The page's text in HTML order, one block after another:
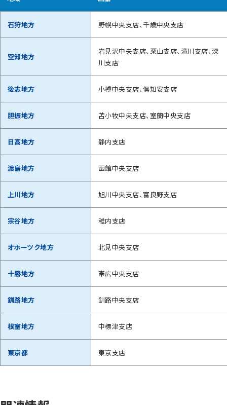
石狩地方 野幌中央支店、千歳中央支店
空知地方
岩見沢中央支店、栗山支店、滝川支店、深
川支店
後志地方 小樽中央支店、倶知安支店
胆振地方 苫小牧中央支店、室蘭中央支店
日高地方 静内支店
渡島地方 函館中央支店
上川地方 旭川中央支店、富良野支店
宗谷地方 稚内支店
オホーツク地方 北見中央支店
十勝地方 帯広中央支店
釧路地方 釧路中央支店
根室地方 中標津支店
東京都 東京支店